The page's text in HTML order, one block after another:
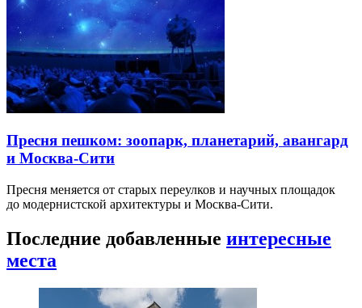
Пресня пешком: зоопарк, планетарий, авангард
и Москва-Сити
Пресня меняется от старых переулков и научных площадок
до модернистской архитектуры и Москва-Сити.
Последние добавленные интересные
места